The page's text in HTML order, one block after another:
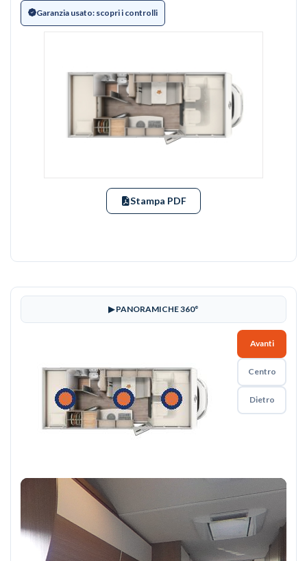
Garanzia usato: scopri i controlli
Stampa PDF
▶ PANORAMICHE 360°
Avanti
Centro
Dietro